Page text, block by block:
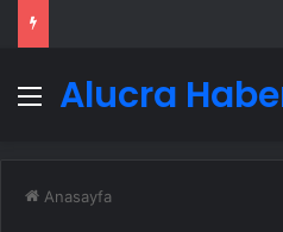
MenüAlucra
Anasayfa